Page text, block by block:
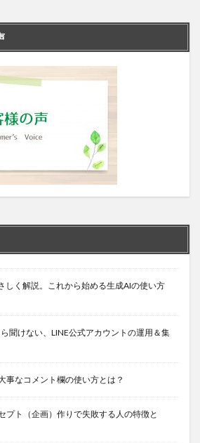
しく解説。これから始める生成AIの使い方
聞けない、LINE公式アカウントの運用＆集
事なコメント欄の使い方とは？
プト（企画）作りで失敗する人の特徴と